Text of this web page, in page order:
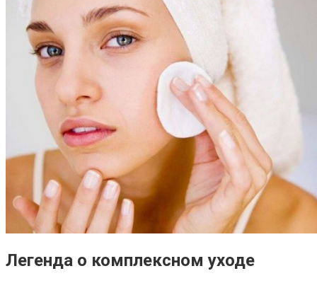
Легенда о комплексном уходе